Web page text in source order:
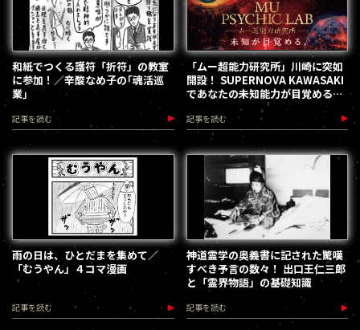
和紙でつくる護符「折符」の教室
に参加！／辛酸なめ子の｢魂活巡
業｣
記事を読む
「ムー超能力研究所」川崎に突如
開設！ SUPERNOVA KAWASAKI
であなたの未知能力が目覚める
（2026.8.18-28）
記事を読む
雨の日は、ひとだまを集めて／
「むうやん」４コマ漫画
記事を読む
神道霊学の奥義書に記された驚嘆
すべき予言の数々！ 出口王仁三郎
と「霊界物語」の基礎知識
記事を読む